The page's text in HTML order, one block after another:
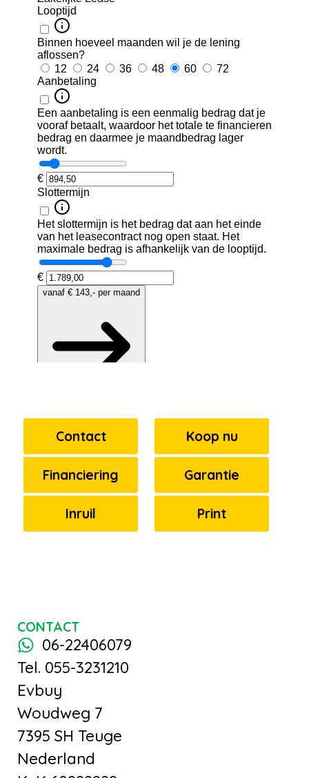
Contact Koop nu
Financiering Garantie
Inruil Print
CONTACT
06-22406079
Tel. 055-3231210
Evbuy
Woudweg 7
7395 SH Teuge
Nederland